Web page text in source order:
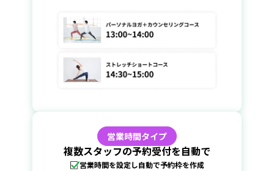
営業時間タイプ
複数スタッフの予約受付を自動で
営業時間を設定し自動で予約枠を作成